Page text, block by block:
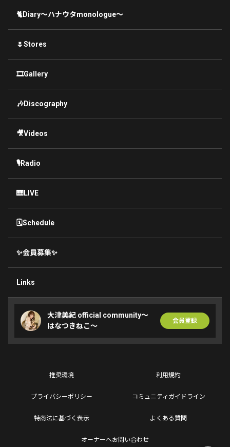
🐈Diary〜ハナウタmonologue〜
🌷Stores
🎞Gallery
🎶Discography
🎥Videos
🎙Radio
🎹LIVE
🗓Schedule
✨会員募集✨
Links
大津美紀 official community〜
はなつきねこ〜
会員登録
推奨環境 利用規約
プライバシーポリシー コミュニティガイドライン
特商法に基づく表示 よくある質問
オーナーへお問い合わせ